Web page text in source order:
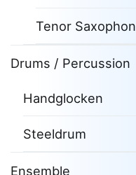
Tenor Saxophon
Drums / Percussion
Handglocken
Steeldrum
Ensemble